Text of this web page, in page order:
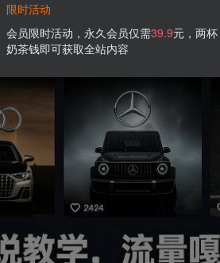
收益，日入5张+
限时活动
会员限时活动，永久会员仅需39.9元，两杯
奶茶钱即可获取全站内容